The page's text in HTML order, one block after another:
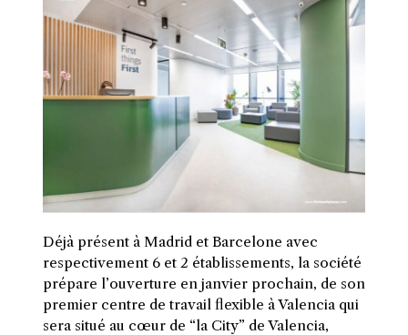
Déjà présent à Madrid et Barcelone avec
respectivement 6 et 2 établissements, la société
prépare l’ouverture en janvier prochain, de son
premier centre de travail flexible à Valencia qui
sera situé au cœur de “la City” de Valencia,